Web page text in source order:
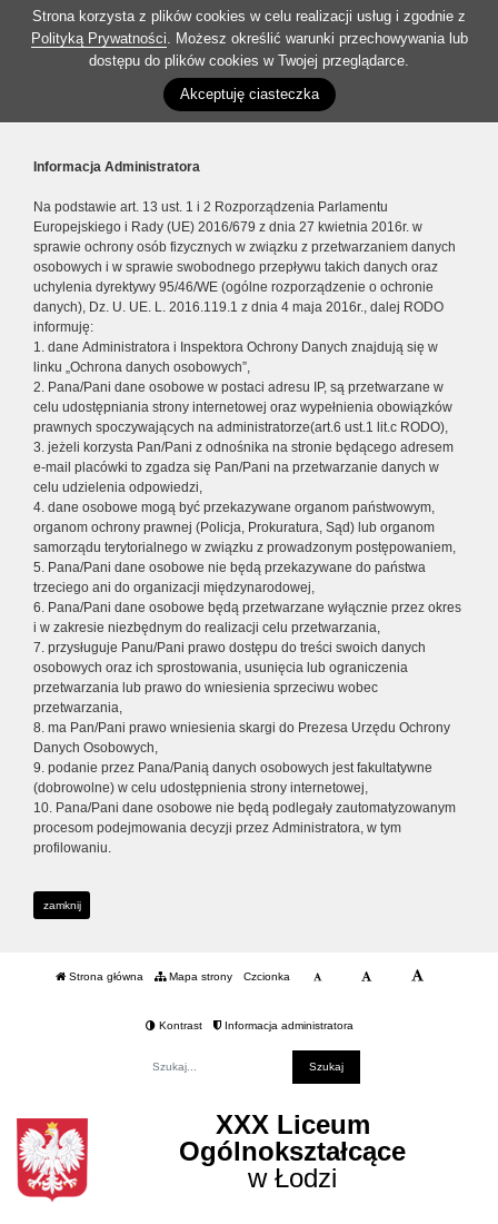
Strona korzysta z plików cookies w celu realizacji usług i zgodnie z
Polityką Prywatności. Możesz określić warunki przechowywania lub
dostępu do plików cookies w Twojej przeglądarce.
Akceptuję ciasteczka
Informacja Administratora
Na podstawie art. 13 ust. 1 i 2 Rozporządzenia Parlamentu
Europejskiego i Rady (UE) 2016/679 z dnia 27 kwietnia 2016r. w
sprawie ochrony osób fizycznych w związku z przetwarzaniem danych
osobowych i w sprawie swobodnego przepływu takich danych oraz
uchylenia dyrektywy 95/46/WE (ogólne rozporządzenie o ochronie
danych), Dz. U. UE. L. 2016.119.1 z dnia 4 maja 2016r., dalej RODO
informuję:
1. dane Administratora i Inspektora Ochrony Danych znajdują się w
linku „Ochrona danych osobowych”,
2. Pana/Pani dane osobowe w postaci adresu IP, są przetwarzane w
celu udostępniania strony internetowej oraz wypełnienia obowiązków
prawnych spoczywających na administratorze(art.6 ust.1 lit.c RODO),
3. jeżeli korzysta Pan/Pani z odnośnika na stronie będącego adresem
e-mail placówki to zgadza się Pan/Pani na przetwarzanie danych w
celu udzielenia odpowiedzi,
4. dane osobowe mogą być przekazywane organom państwowym,
organom ochrony prawnej (Policja, Prokuratura, Sąd) lub organom
samorządu terytorialnego w związku z prowadzonym postępowaniem,
5. Pana/Pani dane osobowe nie będą przekazywane do państwa
trzeciego ani do organizacji międzynarodowej,
6. Pana/Pani dane osobowe będą przetwarzane wyłącznie przez okres
i w zakresie niezbędnym do realizacji celu przetwarzania,
7. przysługuje Panu/Pani prawo dostępu do treści swoich danych
osobowych oraz ich sprostowania, usunięcia lub ograniczenia
przetwarzania lub prawo do wniesienia sprzeciwu wobec
przetwarzania,
8. ma Pan/Pani prawo wniesienia skargi do Prezesa Urzędu Ochrony
Danych Osobowych,
9. podanie przez Pana/Panią danych osobowych jest fakultatywne
(dobrowolne) w celu udostępnienia strony internetowej,
10. Pana/Pani dane osobowe nie będą podlegały zautomatyzowanym
procesom podejmowania decyzji przez Administratora, w tym
profilowaniu.
zamknij
Strona główna Mapa strony Czcionka
Kontrast Informacja administratora
XXX Liceum
Ogólnokształcące
w Łodzi